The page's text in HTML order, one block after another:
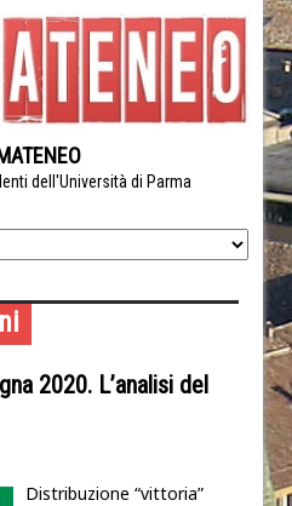
dell'Università di Parma
2020. L’analisi del
Distribuzione “vittoria”